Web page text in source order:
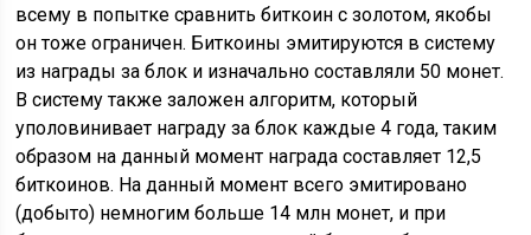
всему в попытке сравнить биткоин с золотом, якобы
он тоже ограничен. Биткоины эмитируются в систему
из награды за блок и изначально составляли 50 монет.
В систему также заложен алгоритм, который
уполовинивает награду за блок каждые 4 года, таким
образом на данный момент награда составляет 12,5
биткоинов. На данный момент всего эмитировано
(добыто) немногим больше 14 млн монет, и при